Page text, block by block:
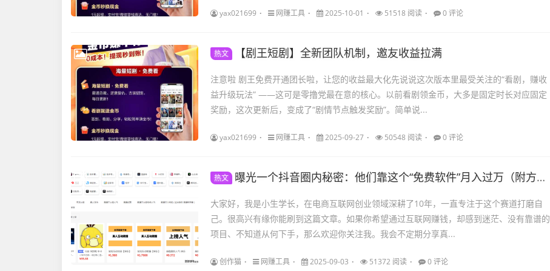
yax021699 网赚工具 2025-10-01 51518 阅读 0 评论
热文 【剧王短剧】全新团队机制，邀友收益拉满
注意啦 剧王免费开通团长啦，让您的收益最大化先说说这次版本里最受关注的“看剧，赚收
益升级玩法” ——这可是零撸党最在意的核心。以前看剧领金币，大多是固定时长对应固定
奖励，这次更新后，变成了“剧情节点触发奖励”。简单说...
yax021699 网赚工具 2025-09-27 50548 阅读 0 评论
热文 曝光一个抖音圈内秘密：他们靠这个“免费软件”月入过万（附方法）
大家好，我是小生学长，在电商互联网创业领域深耕了10年，一直专注于这个赛道打磨自
己。很高兴有缘你能刷到这篇文章。如果你希望通过互联网赚钱，却感到迷茫、没有靠谱的
项目、不知道从何下手，那么欢迎你关注我。我会不定期分享真...
创作猫 网赚工具 2025-09-03 51372 阅读 0 评论